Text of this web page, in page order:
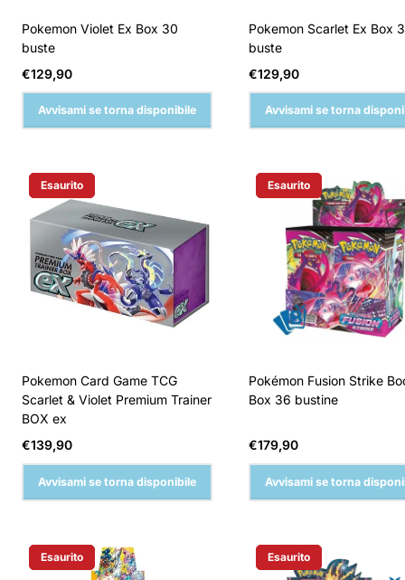
Pokemon Violet Ex Box 30
buste
Prezzo
normale
€129,90
Avvisami se torna disponibile
Pokemon Scarlet Ex Box
buste
Prezzo
normale
€129,90
Avvisami se torna
Etichetta Del Prodotto:
Esaurito
Pokemon Card Game TCG
Scarlet & Violet Premium Trainer
BOX ex
Prezzo
normale
€139,90
Avvisami se torna disponibile
Etichetta Del Prodotto:
Esaurito
Pokémon Fusion Strike
Box 36 bustine
Prezzo
normale
€179,90
Avvisami se torna
Etichetta Del Prodotto:
Esaurito Etichetta Del Prodotto:
Esaurito